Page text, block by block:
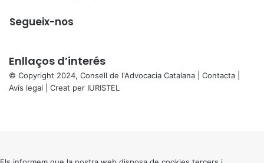
Segueix-nos
Enllaços d’interés
© Copyright 2024, Consell de l'Advocacia Catalana | Contacta
Avís legal | Creat per IURISTEL